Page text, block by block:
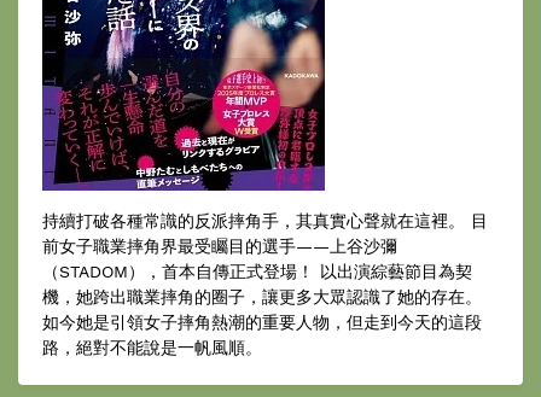
持續打破各種常識的反派摔角手，其真實心聲就在這裡。 目
前女子職業摔角界最受矚目的選手——上谷沙彌
（STADOM），首本自傳正式登場！ 以出演綜藝節目為契
機，她跨出職業摔角的圈子，讓更多大眾認識了她的存在。
如今她是引領女子摔角熱潮的重要人物，但走到今天的這段
路，絕對不能說是一帆風順。